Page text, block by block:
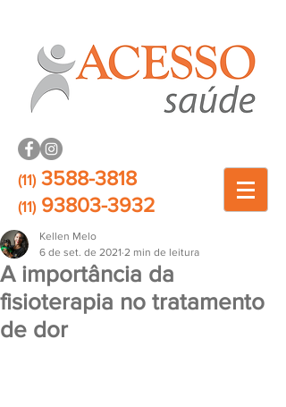
(11)3588-3818
(11)93803-3932
A importância da
fisioterapia no tratamento
de dor
Kellen Melo
6 de set. de 2021 2 min de leitura